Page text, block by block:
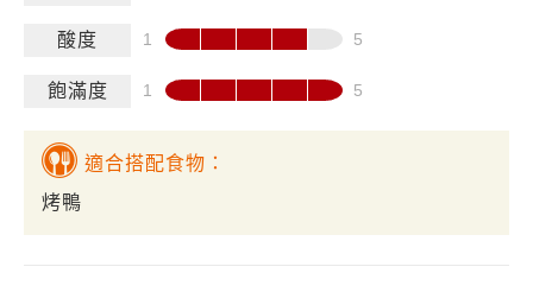
酸度
飽滿度
適合搭配食物：
烤鴨